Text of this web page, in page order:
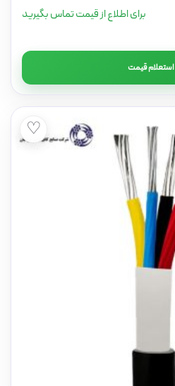
برای اطلاع از قیمت تماس بگیرید
استعلام قیمت
♡